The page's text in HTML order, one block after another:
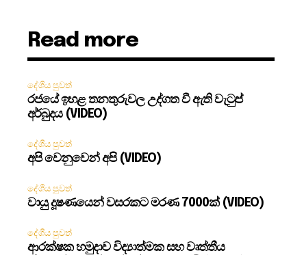
Read more
දේශීය පුවත්
රජයේ ඉහළ තනතුරුවල උද්ගත වී ඇති වැටුප්
අර්බුදය (VIDEO)
දේශීය පුවත්
අපි වෙනුවෙන් අපි (VIDEO)
දේශීය පුවත්
වායු දූෂණයෙන් වසරකට මරණ 7000ක් (VIDEO)
දේශීය පුවත්
ආරක්ෂක හමුදාව විද්‍යාත්මක සහ වෘත්තීය